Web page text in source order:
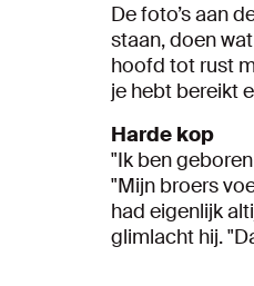
De foto’s aan
staan, doen
hoofd tot rust
je hebt bereikt
Harde kop
"Ik ben
"Mijn broers
had eigenlijk
glimlacht hij.